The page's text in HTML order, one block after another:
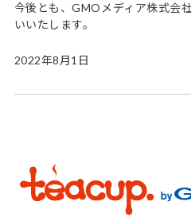
今後とも、GMOメディア株式会
いいたします。
2022年8月1日